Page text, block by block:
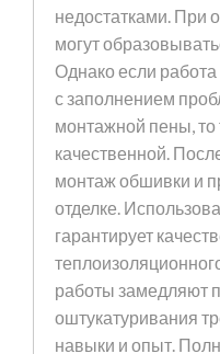
недостатками. При
могут
Однако если
с заполнением
монтажной пены, то
качественной.
монтаж обшивки и
отделке.
гарантирует
работы замедляют
оштукатуривания
навыки и опыт.